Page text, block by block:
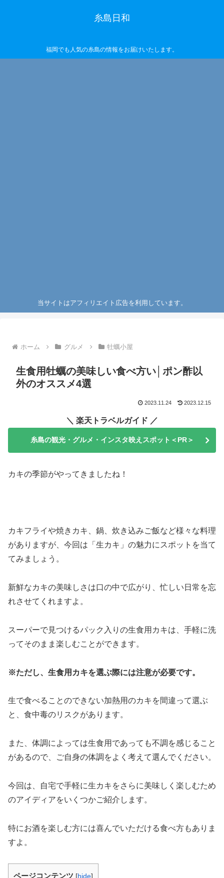
糸島日和
福岡でも人気の糸島の情報をお届けいたします。
当サイトはアフィリエイト広告を利用しています。
ホーム グルメ 牡蠣小屋
生食用牡蠣の美味しい食べ方い│ポン酢以
外のオススメ4選
2023.11.24 2023.12.15
＼ 楽天トラベルガイド ／
糸島の観光・グルメ・インスタ映えスポット＜PR＞
カキの季節がやってきましたね！
カキフライや焼きカキ、鍋、炊き込みご飯など様々な料理
がありますが、今回は「生カキ」の魅力にスポットを当て
てみましょう。
新鮮なカキの美味しさは口の中で広がり、忙しい日常を忘
れさせてくれますよ。
スーパーで見つけるパック入りの生食用カキは、手軽に洗
ってそのまま楽しむことができます。
※ただし、生食用カキを選ぶ際には注意が必要です。
生で食べることのできない加熱用のカキを間違って選ぶ
と、食中毒のリスクがあります。
また、体調によっては生食用であっても不調を感じること
があるので、ご自身の体調をよく考えて選んでください。
今回は、自宅で手軽に生カキをさらに美味しく楽しむため
のアイディアをいくつかご紹介します。
特にお酒を楽しむ方には喜んでいただける食べ方もありま
すよ。
ページコンテンツ [hide]